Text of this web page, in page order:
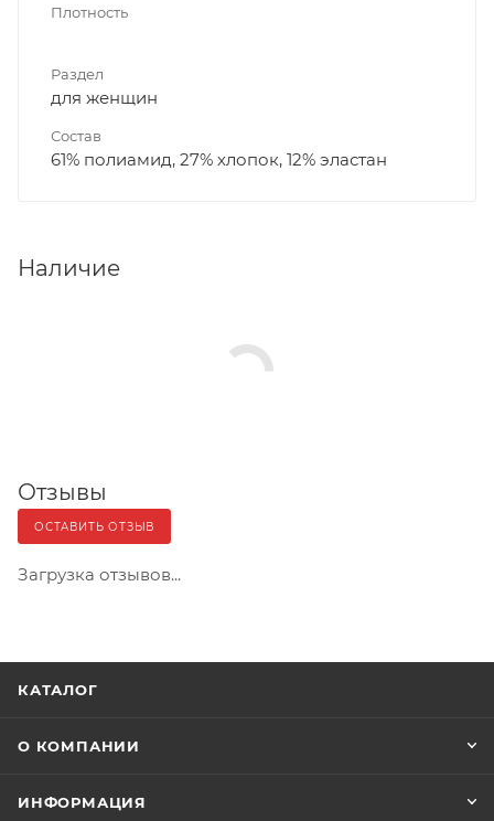
Плотность
Раздел
для женщин
Состав
61% полиамид, 27% хлопок, 12% эластан
Наличие
Отзывы
ОСТАВИТЬ ОТЗЫВ
Загрузка отзывов...
КАТАЛОГ
О КОМПАНИИ
ИНФОРМАЦИЯ